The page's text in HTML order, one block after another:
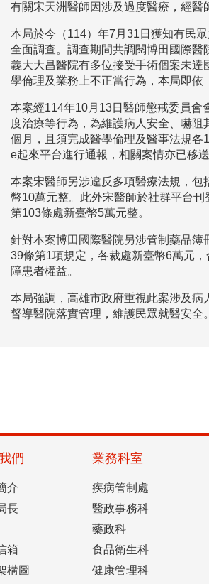
有關宋天洲醫師因涉及過度醫療，經醫
本局於今（114）年7月31日獲知有民
全面調查。調查期間共調閱博田國際
義大大昌醫院有多位接受手術個案未
學倫理及業務上不正當行為，本局即依
本案經114年10月13日醫師懲戒委員會
度治療等行為，為維護病人安全、嚇
個月，且須完成醫學倫理及醫事法規
e起來平台進行通報，相關案情亦已移送
本案宋醫師另涉違反多項醫療法規，
幣10萬元整。此外宋醫師於社群平台
第103條處新臺幣5萬元整。
針對本案博田國際醫院另涉管制藥品
39條第1項規定，各裁處新臺幣6萬元
障患者權益。
本局強調，高雄市政府重視此案涉及
督導醫院落實管理，維護民眾就醫安全。
們
介
長
箱
構圖
業務科室
疾病管制處
醫政事務科
藥政科
食品衛生科
健康管理科